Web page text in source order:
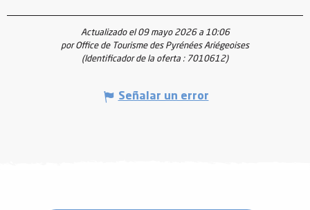
Actualizado el 09 mayo 2026 a 10:06
por Office de Tourisme des Pyrénées Ariégeoises
(Identificador de la oferta : 7010612)
Señalar un error